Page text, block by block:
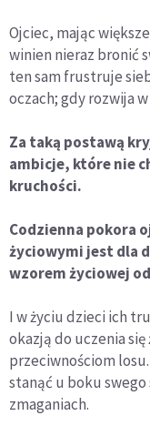
Ojciec, mając
winien nieraz bronić
ten sam frustruje
oczach; gdy rozwija
Za taką postawą
ambicje, które nie
kruchości.
Codzienna pokora
życiowymi jest dla
wzorem życiowej
I w życiu dzieci ich
okazją do uczenia
przeciwnościom
stanąć u boku
zmaganiach.